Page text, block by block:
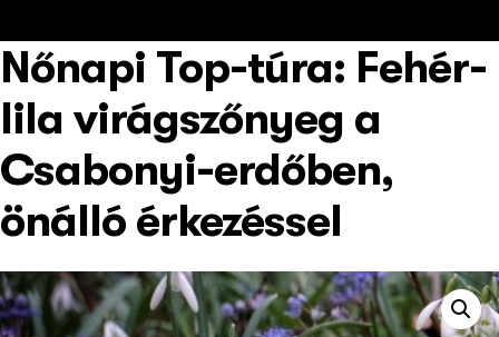
Nőnapi Top-túra: Fehér-
lila virágszőnyeg a
Csabonyi-erdőben,
önálló érkezéssel